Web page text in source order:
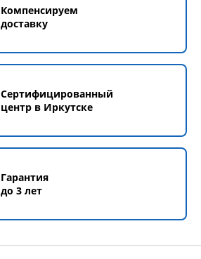
Компенсируем
доставку
Сертифицированный
центр в Иркутске
Гарантия
до 3 лет